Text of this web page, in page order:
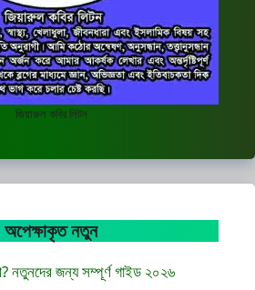
জিয়ারুল কবির লিটন
অপেক্ষাকৃত নতুন
নতুনদের জন্য সম্পূর্ণ গাইড ২০২৬